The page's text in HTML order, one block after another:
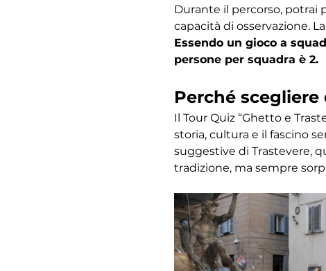
Durante il percorso, potrai
capacità di osservazione.
Essendo un gioco a
persone per squadra è 2.
Perché
Il Tour Quiz “Ghetto e
storia, cultura e il fascino
suggestive di Trastevere,
tradizione, ma sempre